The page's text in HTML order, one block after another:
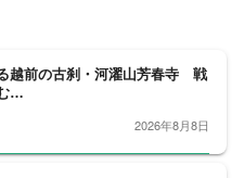
越前の古刹・河濯山芳春寺 戦
…
2026年8月8日